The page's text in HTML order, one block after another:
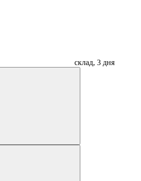
склад, 3 дня